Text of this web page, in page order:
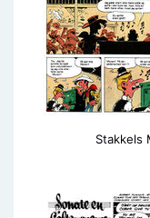
Stakkels